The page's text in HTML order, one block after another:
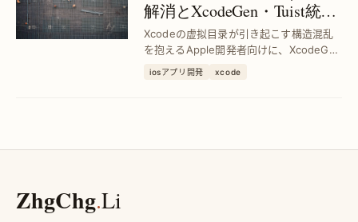
解消とXcodeGen・Tuist統合
の開源ツール解決策
Xcodeの虚拟目录が引き起こす構造混乱
を抱えるApple開発者向けに、XcodeGen
やTuistとの統合を可能にする独自オープ
iosアプリ開発 xcode
ZhgChg.Li